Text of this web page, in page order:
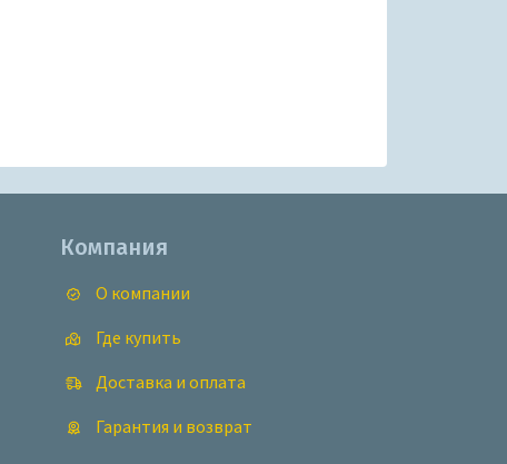
Компания
О компании
Где купить
Доставка и оплата
Гарантия и возврат